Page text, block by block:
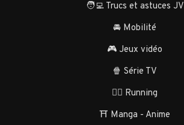
🧑‍💻 Trucs et astuces JV
🚘 Mobilité
🎮 Jeux vidéo
🍿 Série TV
🏃‍♂️ Running
⛩️ Manga - Anime